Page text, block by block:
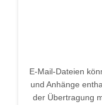
E-Mail-Dateien
und Anhänge
der Übertragung